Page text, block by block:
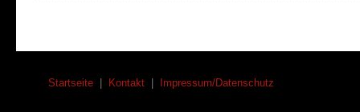
Startseite Kontakt Impressum/Datenschutz